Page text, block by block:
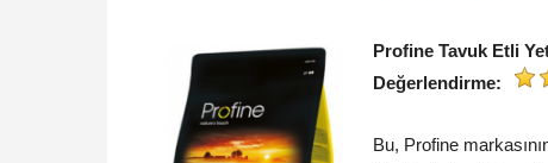
Profine Tavuk Etli
Değerlendirme:
Bu, Profine